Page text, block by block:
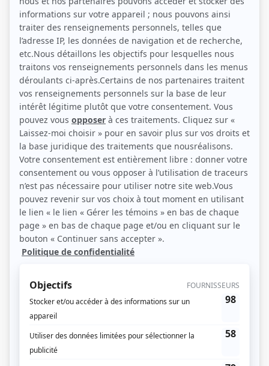
Fiche détaillée Liste des épisodes
(Source: TVA)
La mort d’un soldat d’élite lors d’un exercice d’entraînement du commando
secret JTF16 plonge la base militaire de Kanawata dans la tourmente. Louis-
Philippe Savard, un officier intègre et méritant, est sommé de prendre en
charge les opérations. Alors qu’il tente de s’imposer comme commandant et
de faire le ménage, il se bute à la résistance du colonel Allan Craig, à qui il doit
succéder par intérim, et qui commande la base et le commando de main de
fer. Lorsque la policière militaire Kim Falardeau confie à Savard que ce décès
semble cacher quelque chose de bien plus gros, ils feront équipe pour tenter